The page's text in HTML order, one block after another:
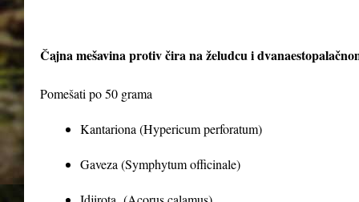
Čajna mešavina protiv čira na želudcu i
Pomešati po 50 grama
Kantariona (Hypericum perforatum)
Gaveza (Symphytum officinale)